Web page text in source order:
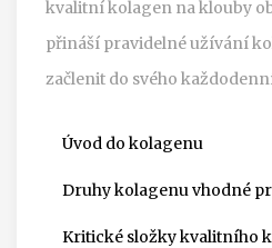
kvalitní kolagen na klouby
přináší pravidelné užívání
začlenit do svého
Úvod do kolagenu
Druhy kolagenu vhodné
Kritické složky kvalitního